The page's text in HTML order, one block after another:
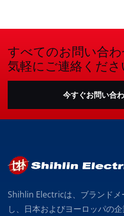
すべてのお問い合
気軽にご連絡くださ
今すぐお問い合
Shihlin Electricは、ブランド
し、日本およびヨーロッパの